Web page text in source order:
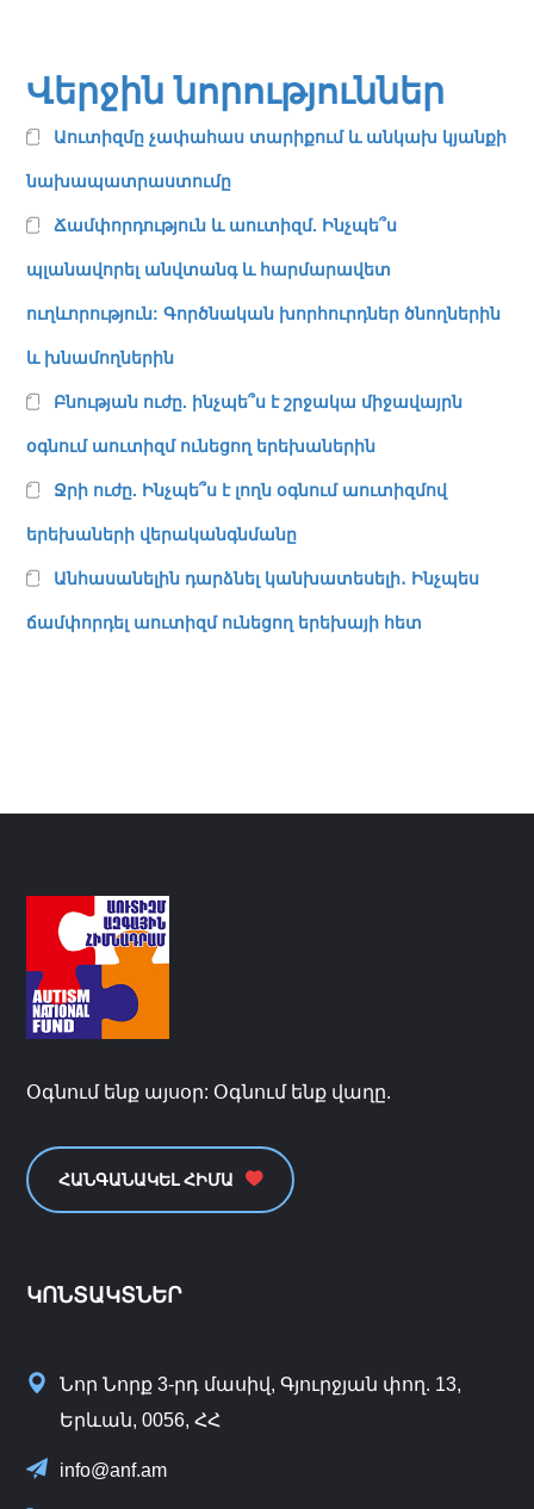
Վերջին նորություններ
Աուտիզմը չափահաս տարիքում և անկախ կյանքի
նախապատրաստումը
Ճամփորդություն և աուտիզմ. Ինչպե՞ս
պլանավորել անվտանգ և հարմարավետ
ուղևորություն: Գործնական խորհուրդներ ծնողներին
և խնամողներին
Բնության ուժը. ինչպե՞ս է շրջակա միջավայրն
օգնում աուտիզմ ունեցող երեխաներին
Ջրի ուժը. Ինչպե՞ս է լողն օգնում աուտիզմով
երեխաների վերականգնմանը
Անհասանելին դարձնել կանխատեսելի․ Ինչպես
ճամփորդել աուտիզմ ունեցող երեխայի հետ
Օգնում ենք այսօր: Օգնում ենք վաղը.
ՀԱՆԳԱՆԱԿԵԼ ՀԻՄԱ
ԿՈՆՏԱԿՏՆԵՐ
Նոր Նորք 3-րդ մասիվ, Գյուրջյան փող. 13,
Երևան, 0056, ՀՀ
info@anf.am